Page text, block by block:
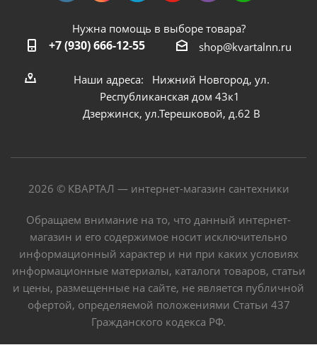
Нужна помощь в выборе товара?
+7 (930) 666-12-55 shop@kvartalnn.ru
Наши адреса: Нижний Новгород, ул.
Республиканская дом 43к1
Дзержинск, ул.Терешковой, д.62 В
2026 © КВАРТАЛ — интернет-магазин сантехники
Обращаем внимание на то, что данный интернет-
магазин и его содержимое носит исключительно
информационный характер и ни при каких условиях
информационные материалы, каталоги товаров, статьи
и цены, размещенные на сайте, не является публичной
офертой, определяемой положениями Статьи 437
Гражданского кодекса РФ.